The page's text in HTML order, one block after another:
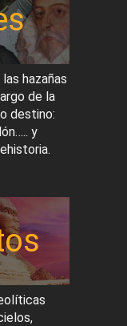
hazañas
de la
destino:
y